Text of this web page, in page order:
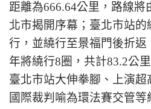
距離為666.64公里，路線
北市揭開序幕；臺北市站
行，並繞行至景福門後折返
年將繞行8圈，共計83.2公
臺北市站大伸拳腳、上演
國際裁判喻為環法賽交管等